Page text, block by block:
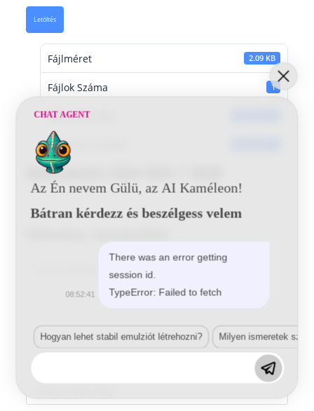
Letöltés
Fájlméret 2.09 KB
Fájlok Száma 1
Dátumkészítés
Utoljára frissített
Mitsubishi G64 MIX 1 BSB
Enter
your
CHAT AGENT
Az Én nevem Gülü, az AI Kaméleon!
Bátran kérdezz és beszélgess velem
There was an error getting
session id.
TypeError: Failed to fetch
08:52:41
Hogyan lehet stabil emulziót létrehozni? Milyen ismeretek